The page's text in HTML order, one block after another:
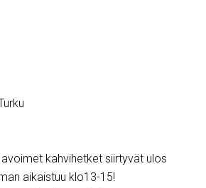
avoimet kahvihetket siirtyvät ulos
aikaistuu klo13-15!